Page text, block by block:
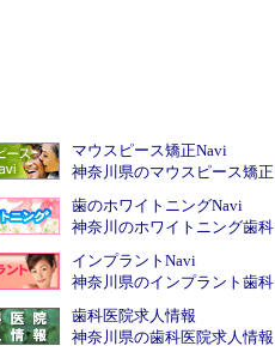
マウスピース矯正Navi
神奈川県のマウスピース矯正
歯のホワイトニングNavi
神奈川のホワイトニング歯科
インプラントNavi
神奈川県のインプラント歯科
歯科医院求人情報
神奈川県の歯科医院求人情報